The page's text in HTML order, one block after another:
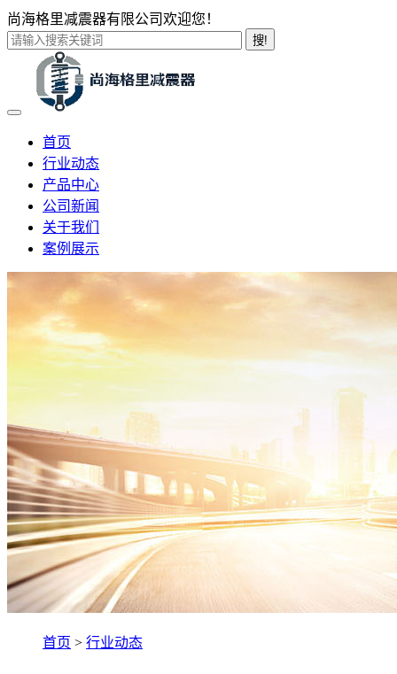
尚海格里减震器有限公司欢迎您！
搜!
首页
行业动态
产品中心
公司新闻
关于我们
案例展示
首页 > 行业动态